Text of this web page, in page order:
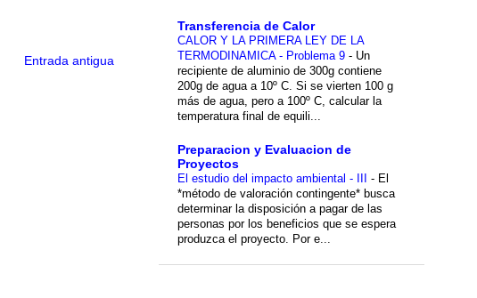
Entrada antigua
Transferencia de Calor
CALOR Y LA PRIMERA LEY DE LA
TERMODINAMICA - Problema 9 - Un
recipiente de aluminio de 300g contiene
200g de agua a 10º C. Si se vierten 100 g
más de agua, pero a 100º C, calcular la
temperatura final de equili...
Preparacion y Evaluacion de
Proyectos
El estudio del impacto ambiental - III - El
*método de valoración contingente* busca
determinar la disposición a pagar de las
personas por los beneficios que se espera
produzca el proyecto. Por e...